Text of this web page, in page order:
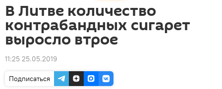
В Литве количество
контрабандных сигарет
выросло втрое
11:25 25.05.2019
Подписаться